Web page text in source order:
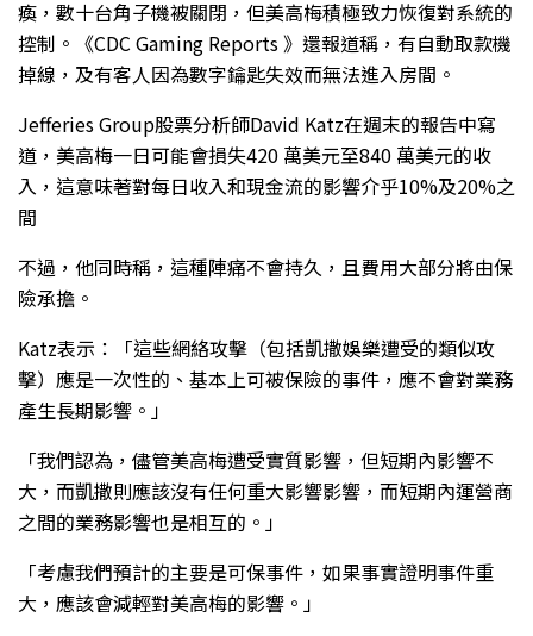
瘓，數十台角子機被關閉，但美高梅積極致力恢復對系統的
控制。《CDC Gaming Reports 》還報道稱，有自動取款機
掉線，及有客人因為數字鑰匙失效而無法進入房間。
Jefferies Group股票分析師David Katz在週末的報告中寫
道，美高梅一日可能會損失420 萬美元至840 萬美元的收
入，這意味著對每日收入和現金流的影響介乎10%及20%之
間
不過，他同時稱，這種陣痛不會持久，且費用大部分將由保
險承擔。
Katz表示：「這些網絡攻擊（包括凱撒娛樂遭受的類似攻
擊）應是一次性的、基本上可被保險的事件，應不會對業務
產生長期影響。」
「我們認為，儘管美高梅遭受實質影響，但短期內影響不
大，而凱撒則應該沒有任何重大影響影響，而短期內運營商
之間的業務影響也是相互的。」
「考慮我們預計的主要是可保事件，如果事實證明事件重
大，應該會減輕對美高梅的影響。」